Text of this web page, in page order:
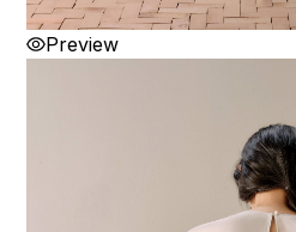
Preview